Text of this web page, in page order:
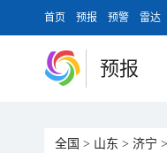
首页 预报 预警 雷达
预报
全国 > 山东 > 济宁 >